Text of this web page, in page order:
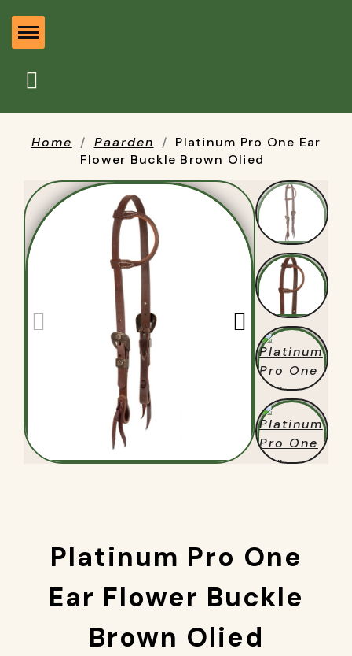
Home Paarden
Platinum Pro One Ear
Flower Buckle Brown Olied
Platinum Pro One
Ear Flower Buckle
Brown Olied